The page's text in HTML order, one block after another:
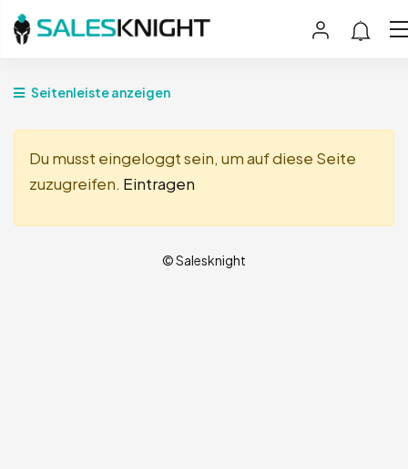
Seitenleiste anzeigen
Du musst eingeloggt sein, um auf diese Seite
zuzugreifen. Eintragen
© Salesknight